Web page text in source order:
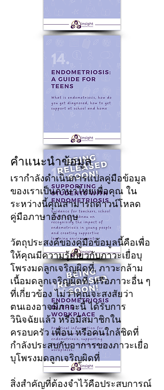
คำแนะนำข้อมูล
เรากำลังดำเนินการแปลคู่มือข้อมูล
ของเราเป็นภาษาไทยเพื่อคุณ ใน
ระหว่างนี้คุณสามารถดาวน์โหลด
คู่มือภาษาอังกฤษ
วัตถุประสงค์ของคู่มือข้อมูลนี้คือเพื่อ
ให้คุณมีความรู้เกี่ยวกับภาวะเยื่อบุ
โพรงมดลูกเจริญผิดที่, ภาวะกล้าม
เนื้อมดลูกเจริญผิดที่, หรือภาวะอื่น ๆ
ที่เกี่ยวข้อง ไม่ว่าคุณจะสงสัยว่า
ตนเองอาจมีภาวะนี้ ได้รับการ
วินิจฉัยแล้ว หรือมีสมาชิกใน
ครอบครัว เพื่อน หรือคนใกล้ชิดที่
กำลังประสบกับอาการของภาวะเยื่อ
บุโพรงมดลูกเจริญผิดที่
สิ่งสำคัญที่ต้องจำไว้คือประสบการณ์